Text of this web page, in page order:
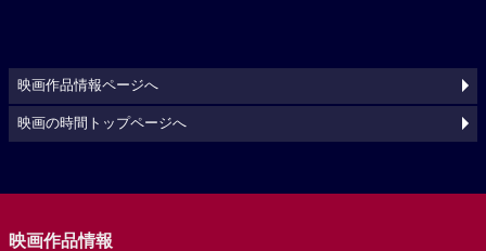
映画作品情報ページへ
映画の時間トップページへ
映画作品情報